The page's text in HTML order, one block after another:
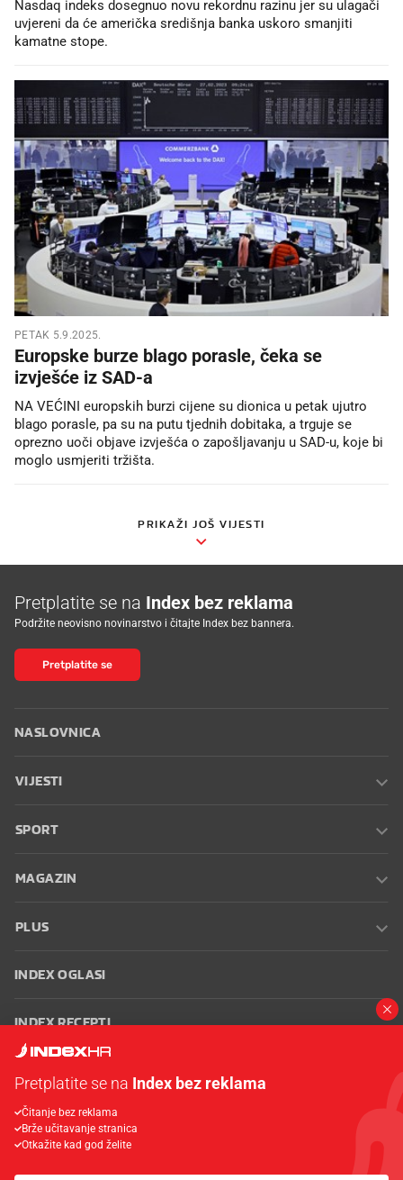
Nasdaq indeks dosegnuo novu rekordnu razinu jer su ulagači
uvjereni da će američka središnja banka uskoro smanjiti
kamatne stope.
PETAK 5.9.2025.
Europske burze blago porasle, čeka se
izvješće iz SAD-a
NA VEĆINI europskih burzi cijene su dionica u petak ujutro
blago porasle, pa su na putu tjednih dobitaka, a trguje se
oprezno uoči objave izvješća o zapošljavanju u SAD-u, koje bi
moglo usmjeriti tržišta.
PRIKAŽI JOŠ VIJESTI
Pretplatite se na Index bez reklama
Podržite neovisno novinarstvo i čitajte Index bez bannera.
Pretplatite se
NASLOVNICA
VIJESTI
SPORT
MAGAZIN
PLUS
INDEX OGLASI
INDEX RECEPTI
Oglašavanje Zaposli se na Indexu
korištenja
Postavke kolačića
Pretplatite se na Index bez reklama
Čitanje bez reklama
Brže učitavanje stranica
Otkažite kad god želite